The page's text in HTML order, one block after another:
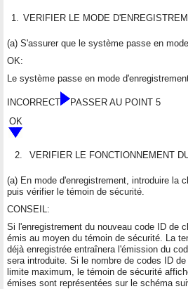
1. VERIFIER LE MODE
(a) S'assurer que le système passe en
OK:
Le système passe en mode
INCORRECT
PASSER AU POINT 5
OK
2. VERIFIER LE FONCTIONNEMENT
(a) En mode d'enregistrement, introduire la
puis vérifier le témoin de sécurité.
CONSEIL:
Si l'enregistrement du nouveau code ID de
émis au moyen du témoin de sécurité. La
déjà enregistrée entraînera l'émission du
sera introduite. Si le nombre de codes ID
limite maximum, le témoin de sécurité
émises sont représentées sur le schéma